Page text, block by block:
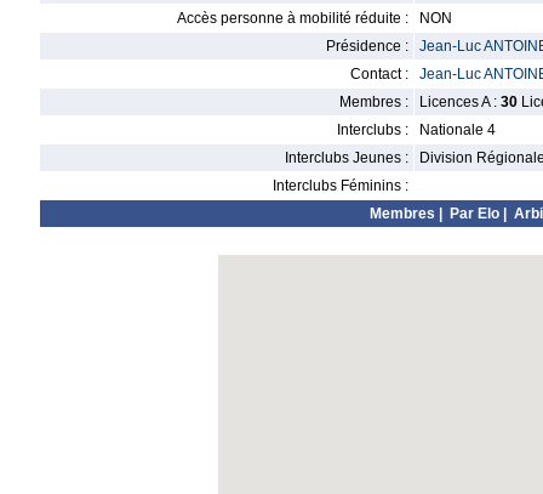
Accès personne à mobilité réduite :
NON
Présidence :
Jean-Luc
Contact :
Jean-Luc
Membres :
Licences A : 30
Interclubs :
Nationale 4
Interclubs Jeunes :
Division
Interclubs Féminins :
Membres
Par Elo